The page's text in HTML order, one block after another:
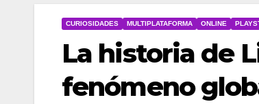
CURIOSIDADES MULTIPLATAFORMA ONLINE
La historia de
fenómeno